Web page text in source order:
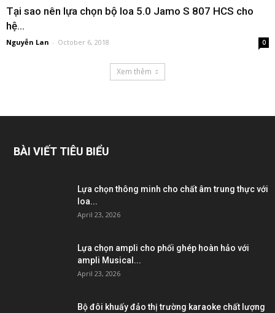
Tại sao nên lựa chọn bộ loa 5.0 Jamo S 807 HCS cho
hệ...
Nguyễn Lan - October 6, 2018 0
Xem thêm
BÀI VIẾT TIÊU BIỂU
Lựa chọn thông minh cho chất âm trung thực với
loa...
April 23, 2026
Lựa chọn ampli cho phối ghép hoàn hảo với
ampli Musical...
April 23, 2026
Bộ đôi khuấy đảo thị trường karaoke chất lượng